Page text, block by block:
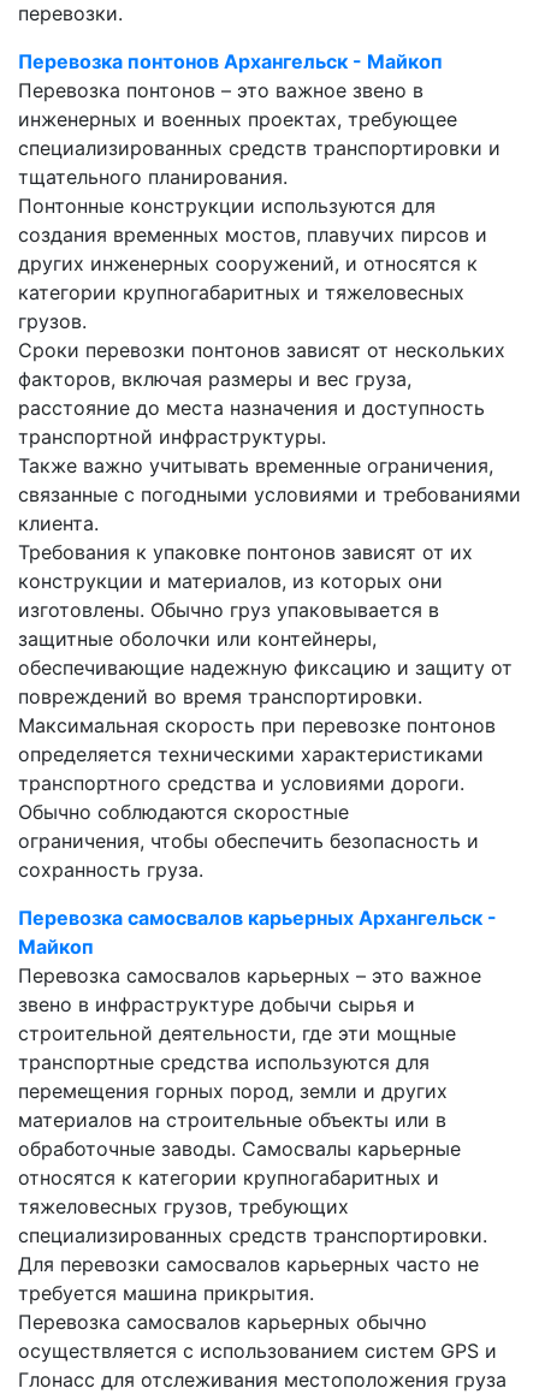
перевозки.
Перевозка понтонов Архангельск - Майкоп
Перевозка понтонов – это важное звено в
инженерных и военных проектах, требующее
специализированных средств транспортировки и
тщательного планирования.
Понтонные конструкции используются для
создания временных мостов, плавучих пирсов и
других инженерных сооружений, и относятся к
категории крупногабаритных и тяжеловесных
грузов.
Сроки перевозки понтонов зависят от нескольких
факторов, включая размеры и вес груза,
расстояние до места назначения и доступность
транспортной инфраструктуры.
Также важно учитывать временные ограничения,
связанные с погодными условиями и требованиями
клиента.
Требования к упаковке понтонов зависят от их
конструкции и материалов, из которых они
изготовлены. Обычно груз упаковывается в
защитные оболочки или контейнеры,
обеспечивающие надежную фиксацию и защиту от
повреждений во время транспортировки.
Максимальная скорость при перевозке понтонов
определяется техническими характеристиками
транспортного средства и условиями дороги.
Обычно соблюдаются скоростные
ограничения, чтобы обеспечить безопасность и
сохранность груза.
Перевозка самосвалов карьерных Архангельск -
Майкоп
Перевозка самосвалов карьерных – это важное
звено в инфраструктуре добычи сырья и
строительной деятельности, где эти мощные
транспортные средства используются для
перемещения горных пород, земли и других
материалов на строительные объекты или в
обработочные заводы. Самосвалы карьерные
относятся к категории крупногабаритных и
тяжеловесных грузов, требующих
специализированных средств транспортировки.
Для перевозки самосвалов карьерных часто не
требуется машина прикрытия.
Перевозка самосвалов карьерных обычно
осуществляется с использованием систем GPS и
Глонасс для отслеживания местоположения груза